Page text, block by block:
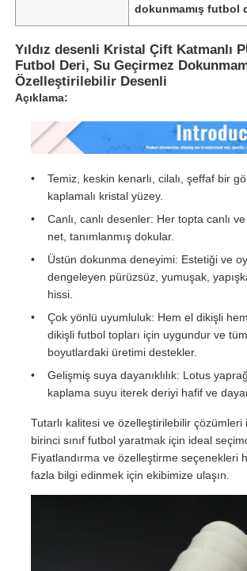
Evde
dokunmamış futbol
Yıldız desenli Kristal Çift Katmanlı
Futbol Deri, Su Geçirmez
Özelleştirilebilir Desenli
Açıklama:
Temiz, keskin kenarlı, cilalı, şeffaf bir
kaplamalı kristal yüzey.
Canlı, canlı desenler: Her topta canlı ve
net, tanımlanmış dokular.
Üstün dokunma deneyimi: Estetiği ve
dengeleyen pürüzsüz, yumuşak,
hissi.
Çok yönlü uyumluluk: Hem el dikişli
dikişli futbol topları için uygundur ve
boyutlardaki üretimi destekler.
Gelişmiş suya dayanıklılık: Lotus
kaplama suyu iterek deriyi hafif ve
Tutarlı kalitesi ve özelleştirilebilir çözümleri
birinci sınıf futbol yaratmak için ideal
Fiyatlandırma ve özelleştirme seçenekleri
fazla bilgi edinmek için ekibimize ulaşın.